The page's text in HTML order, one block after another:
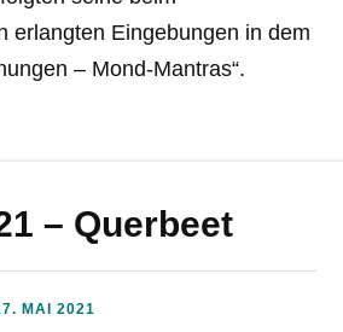
erlangten Eingebungen in dem
– Mond-Mantras“.
– Querbeet
MAI 2021